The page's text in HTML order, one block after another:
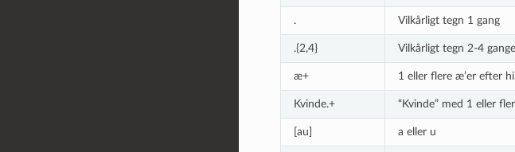
. Vilkårligt tegn 1 gang
.{2,4} Vilkårligt tegn 2-4 gange
æ+ 1 eller flere æ’er efter
Kvinde.+ “Kvinde” med 1 eller
[au] a eller u